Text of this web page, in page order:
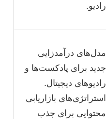
رادیو.
مدل‌های درآمدزایی
جدید برای پادکست‌ها و
رادیوهای دیجیتال.
استراتژی‌های بازاریابی
محتوایی برای جذب